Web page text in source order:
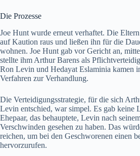
Die Prozesse
Joe Hunt wurde erneut verhaftet. Die
auf Kaution raus und ließen ihn für die
wohnen. Joe Hunt gab vor Gericht an,
stellte ihm Arthur Barens als
Ron Levin und Hedayat Eslaminia kamen
Verfahren zur Verhandlung.
Die Verteidigungsstrategie, für die sich
Levin entschied, war simpel. Es gab keine
Ehepaar, das behauptete, Levin nach
Verschwinden gesehen zu haben. Das
reichen, um bei den Geschworenen einen
hervorzurufen.